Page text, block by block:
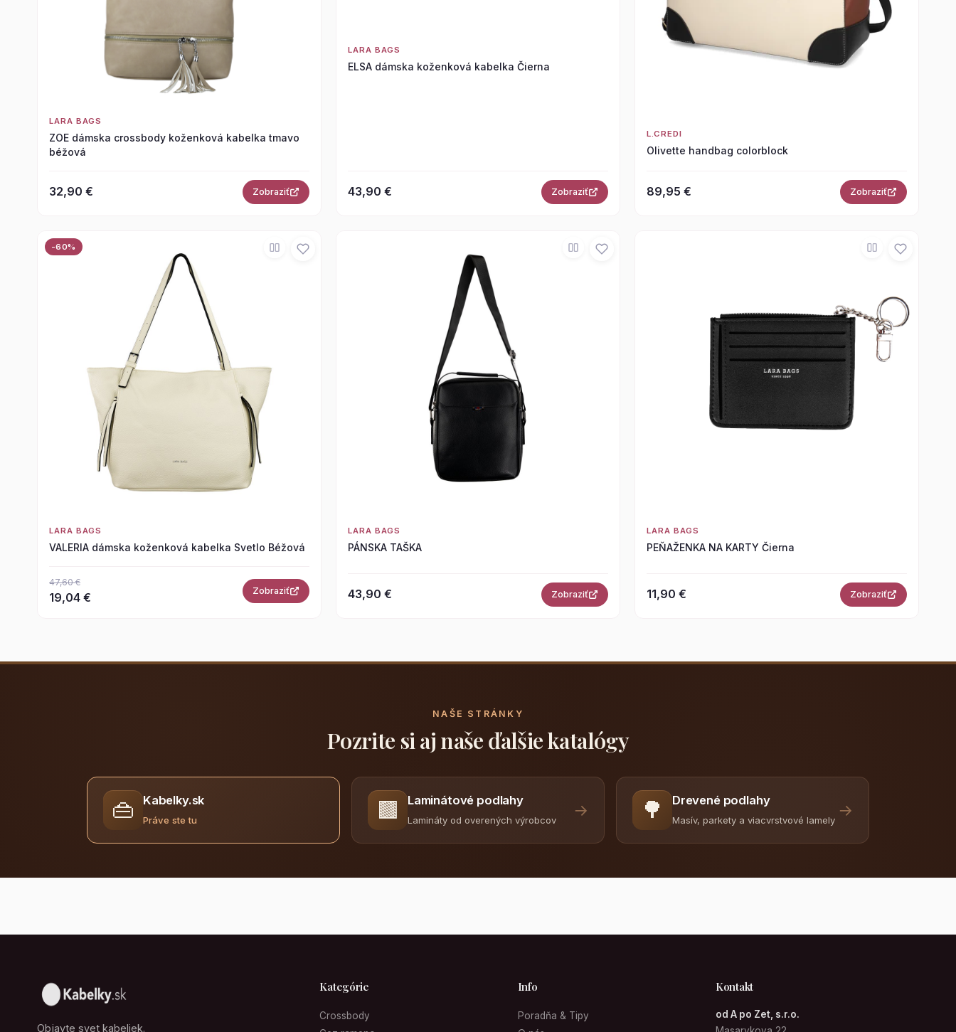
LARA BAGS
ZOE dámska crossbody koženková kabelka tmavo
béžová
32,90 € Zobraziť
LARA BAGS
ELSA dámska koženková kabelka Čierna
43,90 € Zobraziť
L.CREDI
Olivette handbag colorblock
89,95 € Zobraziť
-60%
LARA BAGS
VALERIA dámska koženková kabelka Svetlo Béžová
47,60 €
19,04 € Zobraziť
LARA BAGS
PÁNSKA TAŠKA
43,90 € Zobraziť
LARA BAGS
PEŇAŽENKA NA KARTY Čierna
11,90 € Zobraziť
NAŠE STRÁNKY
Pozrite si aj naše ďalšie katalógy
👜 Kabelky.sk
Práve ste tu 🟫 Laminátové podlahy
Lamináty od overených výrobcov
→ 🌳 Drevené podlahy
Masív, parkety a viacvrstvové lamely
→
Objavte svet kabeliek.
Kategórie
Crossbody
Info
Poradňa & Tipy
Kontakt
od A po Zet, s.r.o.